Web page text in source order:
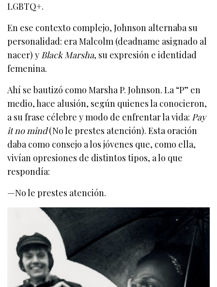
LGBTQ+.
En ese contexto complejo, Johnson alternaba su
personalidad: era Malcolm (deadname asignado al
nacer) y Black Marsha, su expresión e identidad
femenina.
Ahí se bautizó como Marsha P. Johnson. La “P” en
medio, hace alusión, según quienes la conocieron,
a su frase célebre y modo de enfrentar la vida: Pay
it no mind(No le prestes atención). Esta oración
daba como consejo a los jóvenes que, como ella,
vivían opresiones de distintos tipos, a lo que
respondía:
—No le prestes atención.